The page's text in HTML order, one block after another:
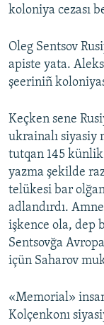
koloniya cezası
Oleg Sentsov
apiste yata.
şeeriniñ
Keçken sene
ukrainalı siyasiy
tutqan 145 künlik
yazma şekilde
telükesi bar
adlandırdı.
işkence ola, dep
Sentsovğa
içün Saharov
«Memorial»
Kolçenkonı